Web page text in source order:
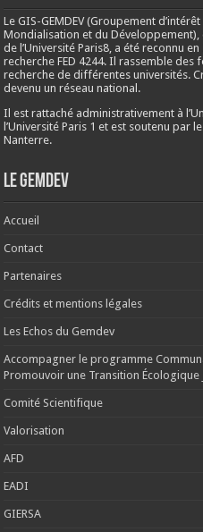
Le GIS-GEMDEV (Groupement
Mondialisation et du
de l’Université Paris8, a été reconnu
recherche FED 4244. Il rassemble
recherche de différentes universités.
devenu un réseau national.
Il est rattaché administrativement à
l’Université Paris 1 et est soutenu par
Nanterre.
Le Gemdev
Accueil
Contact
Partenaires
Crédits et mentions légales
Les Echos du Gemdev
Accompagner le programme
Promouvoir une Transition Écologique
Comité Scientifique
Valorisation
AFD
EADI
GIERSA